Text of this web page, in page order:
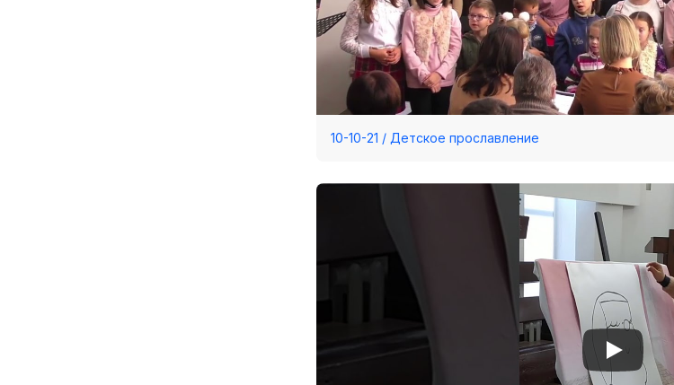
10-10-21 / Детское прославление